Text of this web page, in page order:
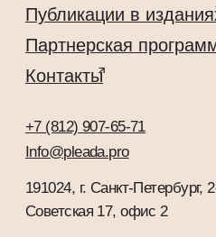
Info@pleada.pro
Советская 17, офис 2